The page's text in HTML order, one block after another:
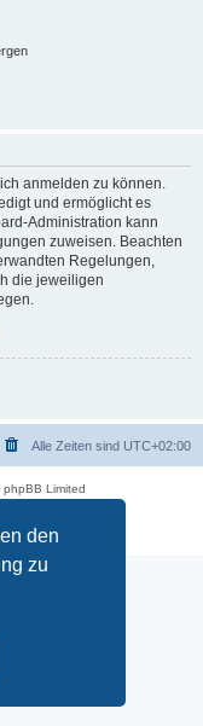
den
zu
anmelden zu können.
und ermöglicht es
Administration kann
zuweisen. Beachten
Regelungen,
die jeweiligen
Alle Zeiten sind UTC+02:00
Limited